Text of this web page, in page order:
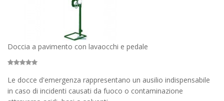
Doccia a pavimento con lavaocchi e pedale
Le docce d'emergenza rappresentano un ausilio indispensabile
in caso di incidenti causati da fuoco o contaminazione